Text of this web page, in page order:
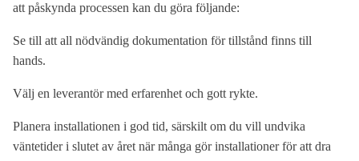
att påskynda processen kan du göra följande:
Se till att all nödvändig dokumentation för tillstånd finns till
hands.
Välj en leverantör med erfarenhet och gott rykte.
Planera installationen i god tid, särskilt om du vill undvika
väntetider i slutet av året när många gör installationer för att dra